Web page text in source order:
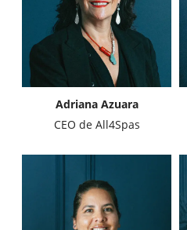
Adriana Azuara
CEO de All4Spas